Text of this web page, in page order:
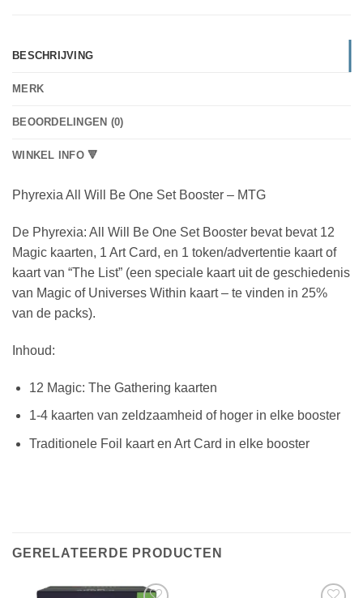
BESCHRIJVING
MERK
BEOORDELINGEN (0)
WINKEL INFO 🔻
Phyrexia All Will Be One Set Booster – MTG
De Phyrexia: All Will Be One Set Booster bevat bevat 12
Magic kaarten, 1 Art Card, en 1 token/advertentie kaart of
kaart van “The List” (een speciale kaart uit de geschiedenis
van Magic of Universes Within kaart – te vinden in 25%
van de packs).
Inhoud:
12 Magic: The Gathering kaarten
1-4 kaarten van zeldzaamheid of hoger in elke booster
Traditionele Foil kaart en Art Card in elke booster
GERELATEERDE PRODUCTEN